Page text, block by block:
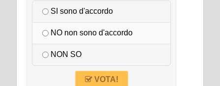
SI sono d'accordo
NO non sono d'accordo
NON SO
VOTA!